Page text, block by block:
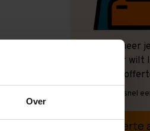
Over
Ook wanneer
ons over
graag een
Vrijblijvend, snel
Offerte